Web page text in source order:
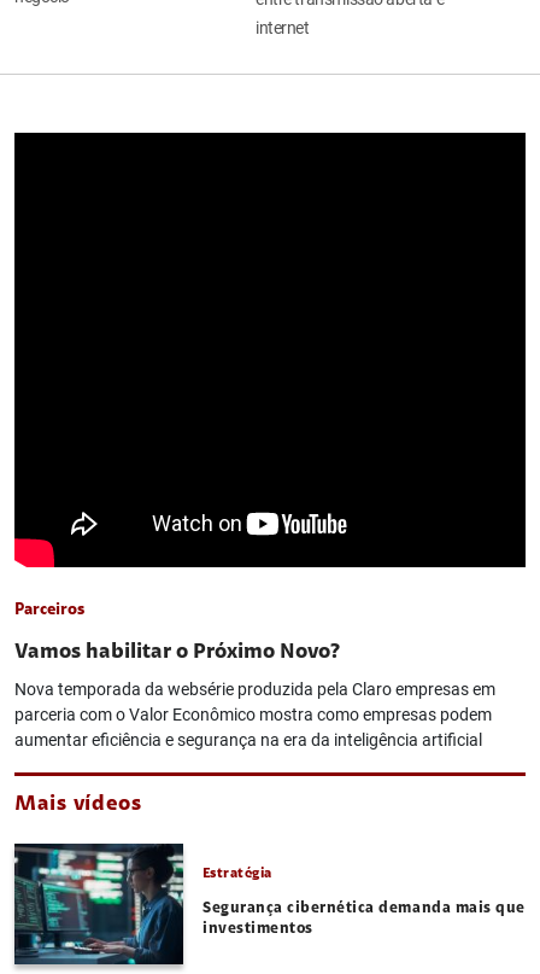
internet
Parceiros
Vamos habilitar o Próximo Novo?
Nova temporada da websérie produzida pela Claro empresas em
parceria com o Valor Econômico mostra como empresas podem
aumentar eficiência e segurança na era da inteligência artificial
Mais vídeos
Estratégia
Segurança cibernética demanda mais que
investimentos